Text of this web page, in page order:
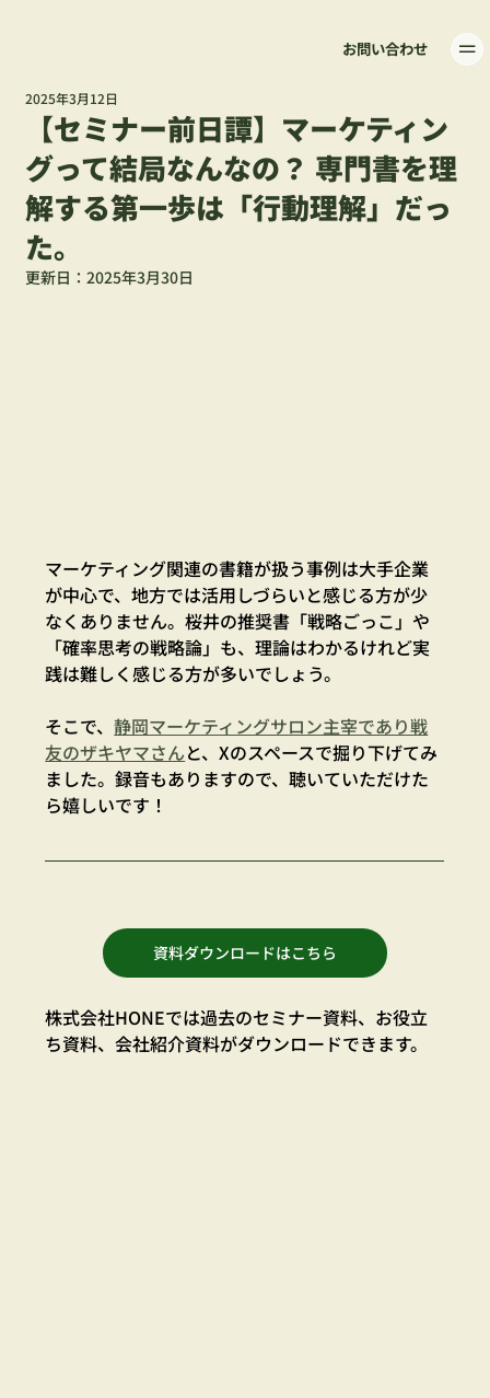
お問い合わせ
【セミナー前日譚】マーケティン
グって結局なんなの？ 専門書を理
解する第一歩は「行動理解」だっ
た。
2025年3月12日
更新日：2025年3月30日
マーケティング関連の書籍が扱う事例は大手企業
が中心で、地方では活用しづらいと感じる方が少
なくありません。桜井の推奨書「戦略ごっこ」や
「確率思考の戦略論」も、理論はわかるけれど実
践は難しく感じる方が多いでしょう。
そこで、静岡マーケティングサロン主宰であり戦
友のザキヤマさんと、Xのスペースで掘り下げてみ
ました。録音もありますので、聴いていただけた
ら嬉しいです！
資料ダウンロードはこちら
株式会社HONEでは過去のセミナー資料、お役立
ち資料、会社紹介資料がダウンロードできます。